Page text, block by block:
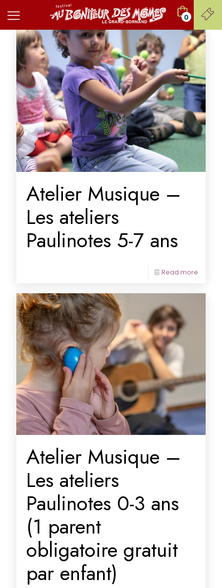
0
Atelier Musique –
Les ateliers
Paulinotes 5-7 ans
Read more
Atelier Musique –
Les ateliers
Paulinotes 0-3 ans
(1 parent
obligatoire gratuit
par enfant)